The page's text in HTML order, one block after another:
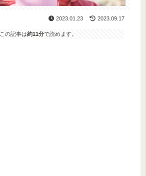
2023.01.23 2023.09.17
この記事は約11分で読めます。